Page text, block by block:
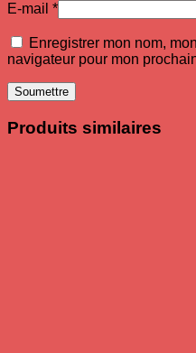
E-mail *
Enregistrer mon nom,
navigateur pour mon
Produits similaires